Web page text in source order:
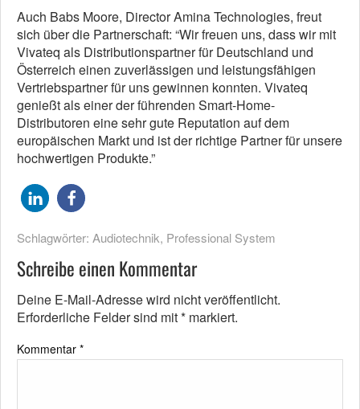
Auch Babs Moore, Director Amina Technologies, freut
sich über die Partnerschaft: “Wir freuen uns, dass wir mit
Vivateq als Distributionspartner für Deutschland und
Österreich einen zuverlässigen und leistungsfähigen
Vertriebspartner für uns gewinnen konnten. Vivateq
genießt als einer der führenden Smart-Home-
Distributoren eine sehr gute Reputation auf dem
europäischen Markt und ist der richtige Partner für unsere
hochwertigen Produkte.”
Schlagwörter: Audiotechnik, Professional System
Schreibe einen Kommentar
Deine E-Mail-Adresse wird nicht veröffentlicht.
Erforderliche Felder sind mit* markiert.
Kommentar *